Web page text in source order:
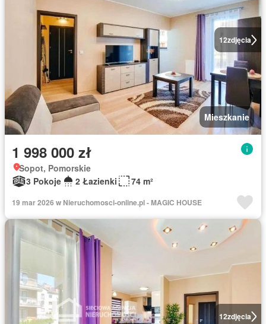
12zdjęcia
Mieszkanie
1 998 000 zł
Sopot, Pomorskie
3 Pokoje
2 Łazienki 74 m²
19 mar 2026 w Nieruchomosci-online.pl - MAGIC HOUSE
12zdjęcia